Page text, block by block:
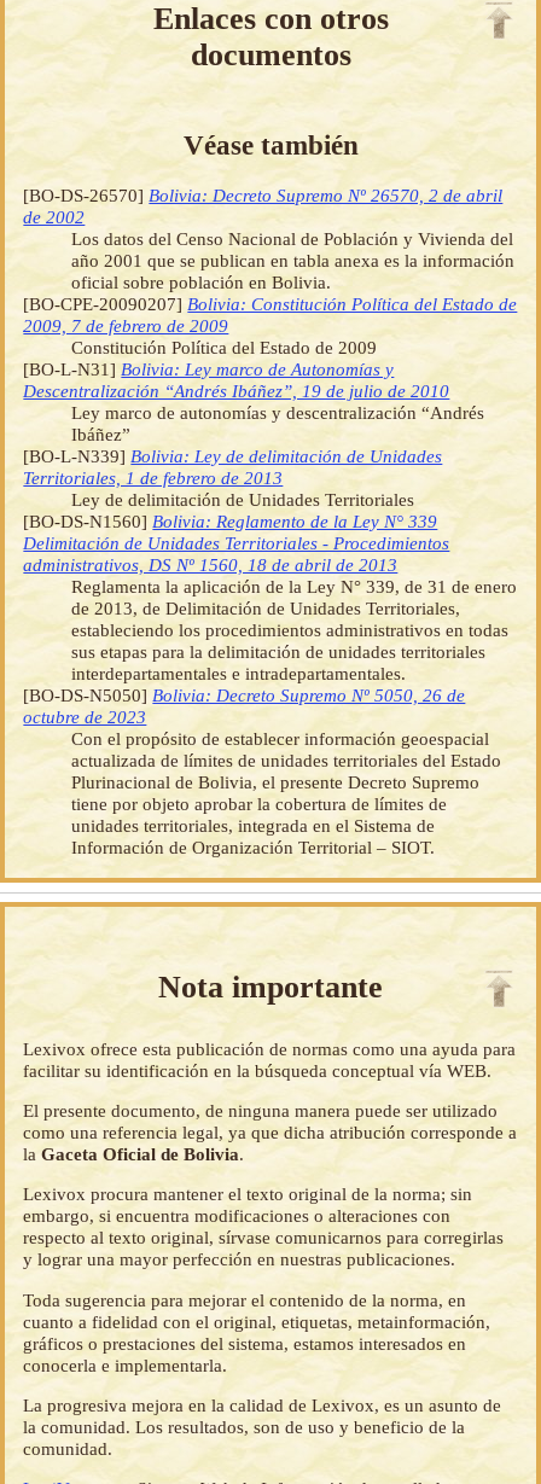
Enlaces con otros
documentos
Véase también
[BO-DS-26570]Bolivia: Decreto Supremo Nº 26570, 2 de abril
de 2002
Los datos del Censo Nacional de Población y Vivienda del
año 2001 que se publican en tabla anexa es la información
oficial sobre población en Bolivia.
[BO-CPE-20090207]Bolivia: Constitución Política del Estado de
2009, 7 de febrero de 2009
Constitución Política del Estado de 2009
[BO-L-N31]Bolivia: Ley marco de Autonomías y
Descentralización “Andrés Ibáñez”, 19 de julio de 2010
Ley marco de autonomías y descentralización “Andrés
Ibáñez”
[BO-L-N339]Bolivia: Ley de delimitación de Unidades
Territoriales, 1 de febrero de 2013
Ley de delimitación de Unidades Territoriales
[BO-DS-N1560]Bolivia: Reglamento de la Ley N° 339
Delimitación de Unidades Territoriales - Procedimientos
administrativos, DS Nº 1560, 18 de abril de 2013
Reglamenta la aplicación de la Ley N° 339, de 31 de enero
de 2013, de Delimitación de Unidades Territoriales,
estableciendo los procedimientos administrativos en todas
sus etapas para la delimitación de unidades territoriales
interdepartamentales e intradepartamentales.
[BO-DS-N5050]Bolivia: Decreto Supremo Nº 5050, 26 de
octubre de 2023
Con el propósito de establecer información geoespacial
actualizada de límites de unidades territoriales del Estado
Plurinacional de Bolivia, el presente Decreto Supremo
tiene por objeto aprobar la cobertura de límites de
unidades territoriales, integrada en el Sistema de
Información de Organización Territorial – SIOT.
Nota importante
Lexivox ofrece esta publicación de normas como una ayuda para
facilitar su identificación en la búsqueda conceptual vía WEB.
El presente documento, de ninguna manera puede ser utilizado
como una referencia legal, ya que dicha atribución corresponde a
laGaceta Oficial de Bolivia.
Lexivox procura mantener el texto original de la norma; sin
embargo, si encuentra modificaciones o alteraciones con
respecto al texto original, sírvase comunicarnos para corregirlas
y lograr una mayor perfección en nuestras publicaciones.
Toda sugerencia para mejorar el contenido de la norma, en
cuanto a fidelidad con el original, etiquetas, metainformación,
gráficos o prestaciones del sistema, estamos interesados en
conocerla e implementarla.
La progresiva mejora en la calidad de Lexivox, es un asunto de
la comunidad. Los resultados, son de uso y beneficio de la
comunidad.